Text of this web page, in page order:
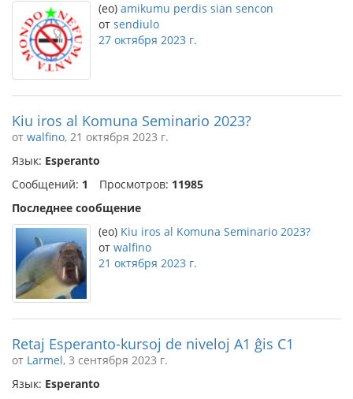
(eo) amikumu perdis sian sencon
от sendiulo
27 октября 2023 г.
Kiu iros al Komuna Seminario 2023?
от walfino, 21 октября 2023 г.
Язык: Esperanto
Сообщений: 1 Просмотров: 11985
Последнее сообщение
(eo) Kiu iros al Komuna Seminario 2023?
от walfino
21 октября 2023 г.
Retaj Esperanto-kursoj de niveloj A1 ĝis C1
от Larmel, 3 сентября 2023 г.
Язык: Esperanto